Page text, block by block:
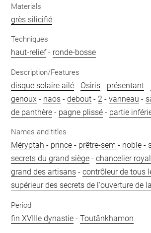
Materials
grès silicifié
Techniques
haut-relief- ronde-bosse
Description/Features
disque solaire ailé - Osiris - présentant -
genoux - naos -debout - 2 -vanneau -
de panthère - pagne plissé - partie
Names and titles
Méryptah - prince - prêtre-sem - noble -
secrets du grand siège -chancelier royal
grand des artisans -contrôleur de tous
supérieur des secrets de l'ouverture de
Period
fin XVIIIe dynastie -Toutânkhamon